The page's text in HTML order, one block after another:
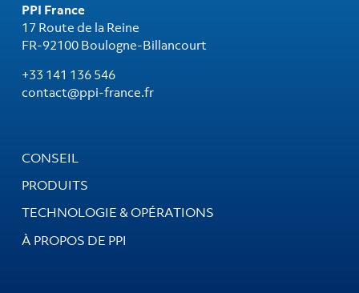
PPI France
17 Route de la Reine
FR-92100 Boulogne-Billancourt
+33 141 136 546
contact@ppi-france.fr
CONSEIL
PRODUITS
TECHNOLOGIE & OPÉRATIONS
À PROPOS DE PPI